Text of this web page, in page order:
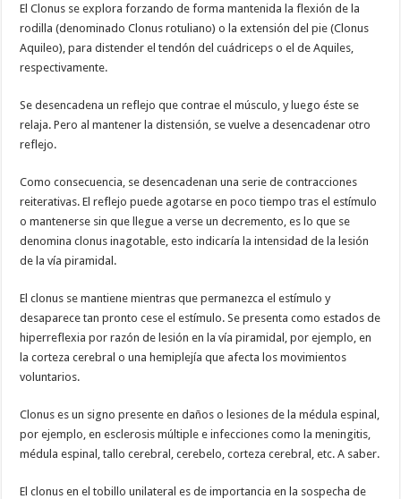
El Clonus se explora forzando de forma mantenida la flexión de la
rodilla (denominado Clonus rotuliano) o la extensión del pie (Clonus
Aquileo), para disten­der el tendón del cuádriceps o el de Aquiles,
respectiva­mente.
Se desencadena un reflejo que contrae el músculo, y luego éste se
relaja. Pero al mantener la distensión, se vuelve a desencadenar otro
reflejo.
Como consecuencia, se desencadenan una serie de contracciones
reite­rativas. El reflejo puede agotarse en poco tiempo tras el estímulo
o mantenerse sin que llegue a verse un decremento, es lo que se
denomina clonus inagotable, esto indicaría la intensidad de la lesión
de la vía piramidal.
El clonus se mantiene mientras que permanezca el estímulo y
desaparece tan pronto cese el estímulo. Se presenta como estados de
hiperreflexia por razón de lesión en la vía piramidal, por ejemplo, en
la corteza cerebral o una hemiplejía que afecta los movimientos
voluntarios.
Clonus es un signo presente en daños o lesiones de la médula espinal,
por ejemplo, en esclerosis múltiple e infecciones como la meningitis,
médula espinal, tallo cerebral, cerebelo, corteza cerebral, etc. A saber.
El clonus en el tobillo unilateral es de importancia en la sospecha de